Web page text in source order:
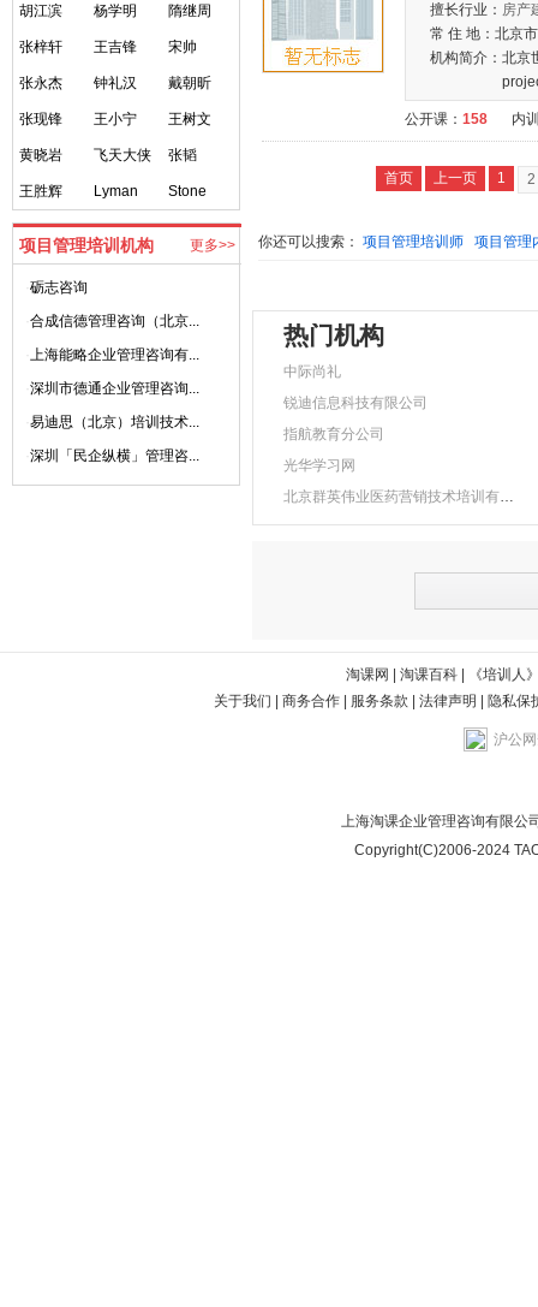
胡江滨 杨学明 隋继周
张梓轩 王吉锋 宋帅
张永杰 钟礼汉 戴朝昕
张现锋 王小宁 王树文
黄晓岩 飞天大侠 张韬
王胜辉 Lyman Stone
项目管理培训机构 更多>>
砺志咨询
合成信德管理咨询（北京...
上海能略企业管理咨询有...
深圳市德通企业管理咨询...
易迪思（北京）培训技术...
深圳「民企纵横」管理咨...
擅长行业： 房产
常 住 地： 北京市
机构简介： 北京
公开课： 158 内
首页 上一页 1 2
你还可以搜索： 项目管理培训师 项目管理
热门机构
中际尚礼
锐迪信息科技有限公司
指航教育分公司
光华学习网
北京群英伟业医药营销技术培训有限公司
淘课网 淘课百科|
《培训人
关于我们
商务合作| 服务条款 法律声明 隐私保
沪公
上海淘课企业管理咨询有限公
Copyright(C)2006-2024